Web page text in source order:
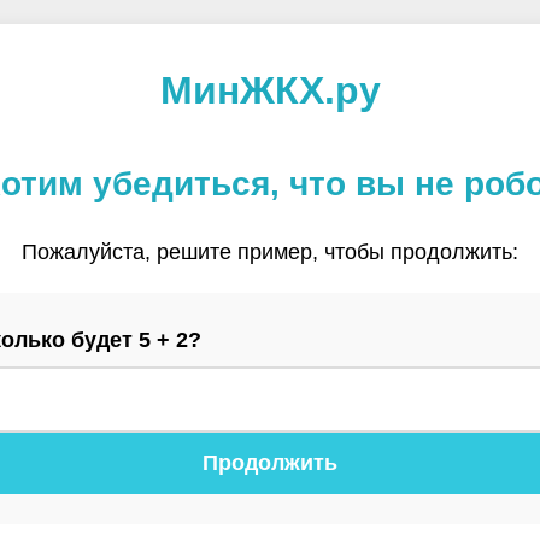
МинЖКХ.ру
убедиться, что вы не
Пожалуйста, решите пример, чтобы продолжить:
будет 5 + 2?
Продолжить